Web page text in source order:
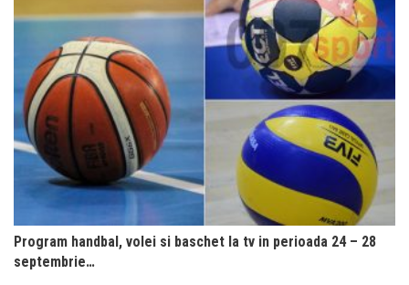
Program handbal, volei si baschet la tv in perioada 24 – 28
septembrie…